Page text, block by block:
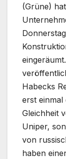
(Grüne)
Habecks
erst
Gleichheit
Uniper,
von
haben